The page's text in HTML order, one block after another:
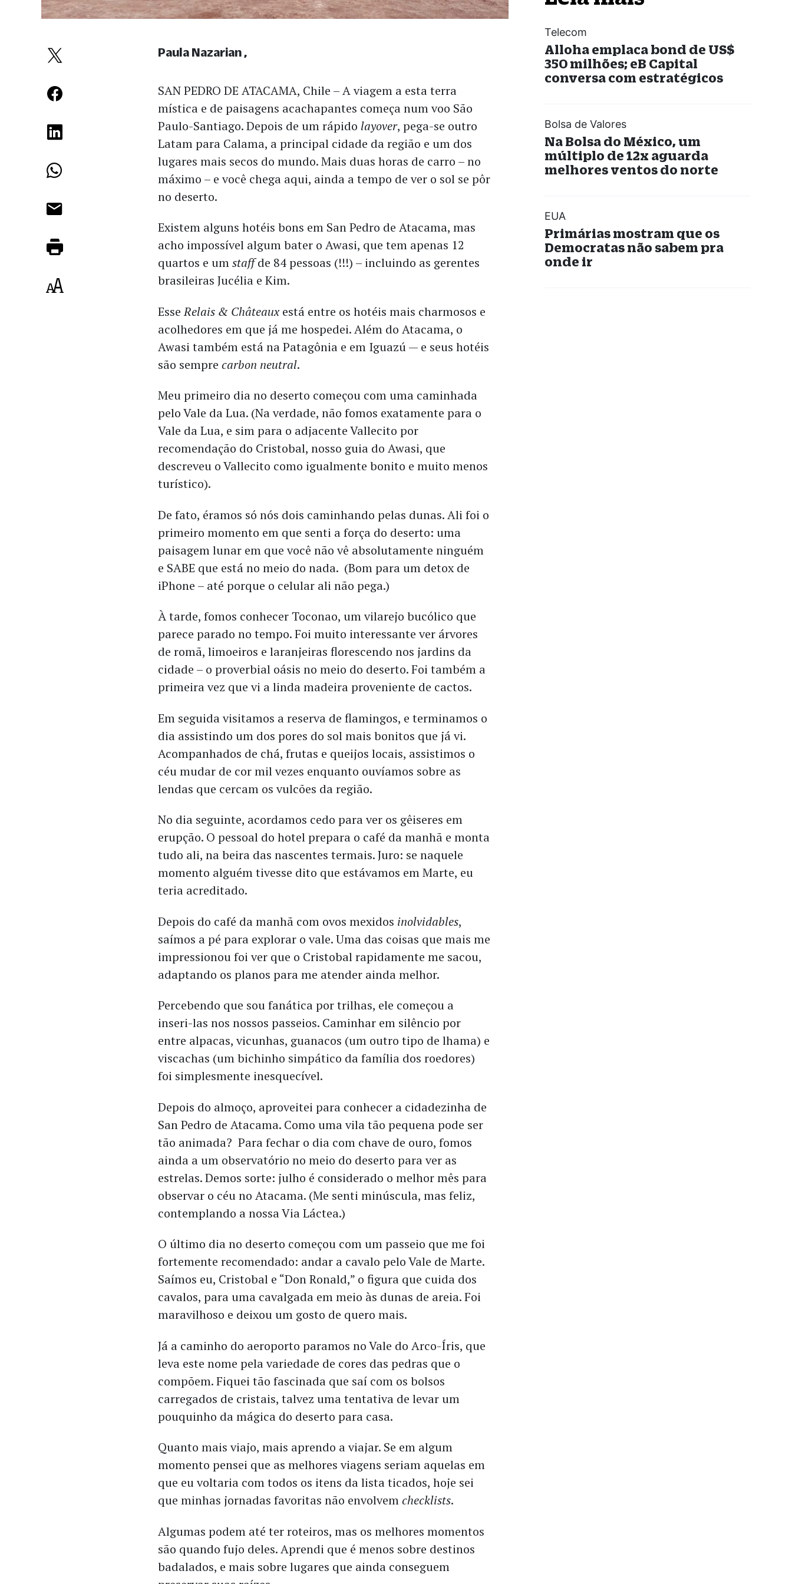
SAN PEDRO DE ATACAMA, Chile – A viagem a esta terra
mística e de paisagens acachapantes começa num voo São
Paulo-Santiago. Depois de um rápido layover, pega-se outro
Latam para Calama, a principal cidade da região e um dos
lugares mais secos do mundo. Mais duas horas de carro – no
máximo – e você chega aqui, ainda a tempo de ver o sol se pôr
no deserto.
Existem alguns hotéis bons em San Pedro de Atacama, mas
acho impossível algum bater o Awasi, que tem apenas 12
quartos e umstaffde 84 pessoas (!!!) – incluindo as gerentes
brasileiras Jucélia e Kim.
EsseRelais & Châteauxestá entre os hotéis mais charmosos e
acolhedores em que já me hospedei. Além do Atacama, o
Awasi também está na Patagônia e em Iguazú — e seus hotéis
são semprecarbon neutral.
Meu primeiro dia no deserto começou com uma caminhada
pelo Vale da Lua. (Na verdade, não fomos exatamente para o
Vale da Lua, e sim para o adjacente Vallecito por
recomendação do Cristobal, nosso guia do Awasi, que
descreveu o Vallecito como igualmente bonito e muito menos
turístico).
De fato, éramos só nós dois caminhando pelas dunas. Ali foi o
primeiro momento em que senti a força do deserto: uma
paisagem lunar em que você não vê absolutamente ninguém
e SABE que está no meio do nada. (Bom para um detox de
iPhone – até porque o celular ali não pega.)
À tarde, fomos conhecer Toconao, um vilarejo bucólico que
parece parado no tempo. Foi muito interessante ver árvores
de romã, limoeiros e laranjeiras florescendo nos jardins da
cidade – o proverbial oásis no meio do deserto. Foi também a
primeira vez que vi a linda madeira proveniente de cactos.
Em seguida visitamos a reserva de flamingos, e terminamos o
dia assistindo um dos pores do sol mais bonitos que já vi.
Acompanhados de chá, frutas e queijos locais, assistimos o
céu mudar de cor mil vezes enquanto ouvíamos sobre as
lendas que cercam os vulcões da região.
No dia seguinte, acordamos cedo para ver os gêiseres em
erupção. O pessoal do hotel prepara o café da manhã e monta
tudo ali, na beira das nascentes termais. Juro: se naquele
momento alguém tivesse dito que estávamos em Marte, eu
teria acreditado.
Depois do café da manhã com ovos mexidos inolvidables,
saímos a pé para explorar o vale. Uma das coisas que mais me
impressionou foi ver que o Cristobal rapidamente me sacou,
adaptando os planos para me atender ainda melhor.
Percebendo que sou fanática por trilhas, ele começou a
inseri-las nos nossos passeios. Caminhar em silêncio por
entre alpacas, vicunhas, guanacos (um outro tipo de lhama) e
viscachas (um bichinho simpático da família dos roedores)
foi simplesmente inesquecível.
Depois do almoço, aproveitei para conhecer a cidadezinha de
San Pedro de Atacama. Como uma vila tão pequena pode ser
tão animada? Para fechar o dia com chave de ouro, fomos
ainda a um observatório no meio do deserto para ver as
estrelas. Demos sorte: julho é considerado o melhor mês para
observar o céu no Atacama. (Me senti minúscula, mas feliz,
contemplando a nossa Via Láctea.)
O último dia no deserto começou com um passeio que me foi
fortemente recomendado: andar a cavalo pelo Vale de Marte.
Saímos eu, Cristobal e “Don Ronald,” o figura que cuida dos
cavalos, para uma cavalgada em meio às dunas de areia. Foi
maravilhoso e deixou um gosto de quero mais.
Já a caminho do aeroporto paramos no Vale do Arco-Íris, que
leva este nome pela variedade de cores das pedras que o
compõem. Fiquei tão fascinada que saí com os bolsos
carregados de cristais, talvez uma tentativa de levar um
pouquinho da mágica do deserto para casa.
Quanto mais viajo, mais aprendo a viajar. Se em algum
momento pensei que as melhores viagens seriam aquelas em
que eu voltaria com todos os itens da lista ticados, hoje sei
que minhas jornadas favoritas não envolvemchecklists.
Algumas podem até ter roteiros, mas os melhores momentos
são quando fujo deles. Aprendi que é menos sobre destinos
badalados, e mais sobre lugares que ainda conseguem
Paula Nazarian
Telecom
Alloha emplaca bond de US$
350 milhões; eB Capital
conversa com estratégicos
Bolsa de Valores
Na Bolsa do México, um
múltiplo de 12x aguarda
melhores ventos do norte
EUA
Primárias mostram que os
Democratas não sabem pra
onde ir